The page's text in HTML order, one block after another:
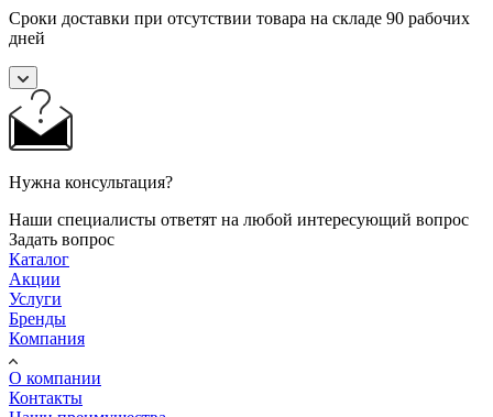
Сроки доставки при отсутствии товара на складе 90 рабочих
дней
Нужна консультация?
Наши специалисты ответят на любой интересующий вопрос
Задать вопрос
Каталог
Акции
Услуги
Бренды
Компания
О компании
Контакты